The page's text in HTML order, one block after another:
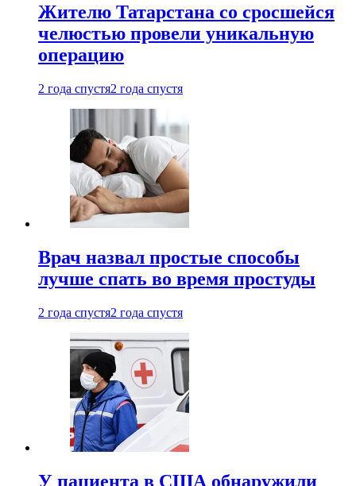
Жителю Татарстана со сросшейся
челюстью провели уникальную
операцию
2 года спустя2 года спустя
Врач назвал простые способы
лучше спать во время простуды
2 года спустя2 года спустя
У пациента в США обнаружили